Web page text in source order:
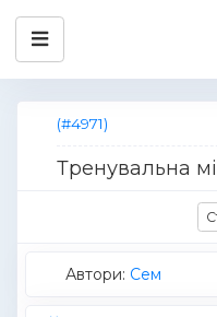
(#4971)
Тренувальна
Автори: Cем